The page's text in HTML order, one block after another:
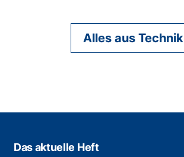
Alles aus Technik
Das aktuelle Heft